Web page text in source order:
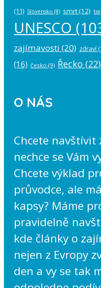
(11) Slovensko (8) smrt(12)
UNESCO
zajímavosti (20) zdraví
(16) česko (9) Řecko (22)
O NÁS
Chcete navštívit
nechce se Vám
Chcete výklad
průvodce, ale
kapsy? Máme
pravidelně
kde články o
nejen z Evropy
den a vy se tak